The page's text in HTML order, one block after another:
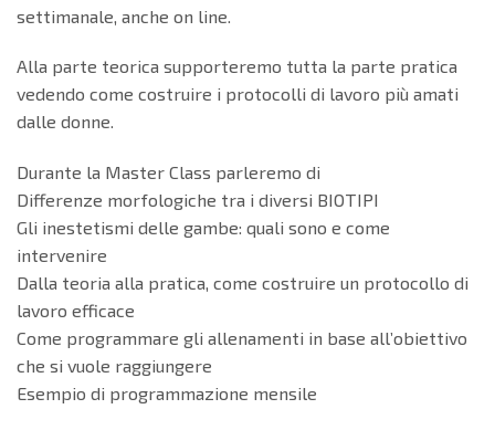
settimanale, anche on line.
Alla parte teorica supporteremo tutta la parte pratica
vedendo come costruire i protocolli di lavoro più amati
dalle donne.
Durante la Master Class parleremo di
Differenze morfologiche tra i diversi BIOTIPI
Gli inestetismi delle gambe: quali sono e come
intervenire
Dalla teoria alla pratica, come costruire un protocollo di
lavoro efficace
Come programmare gli allenamenti in base all’obiettivo
che si vuole raggiungere
Esempio di programmazione mensile